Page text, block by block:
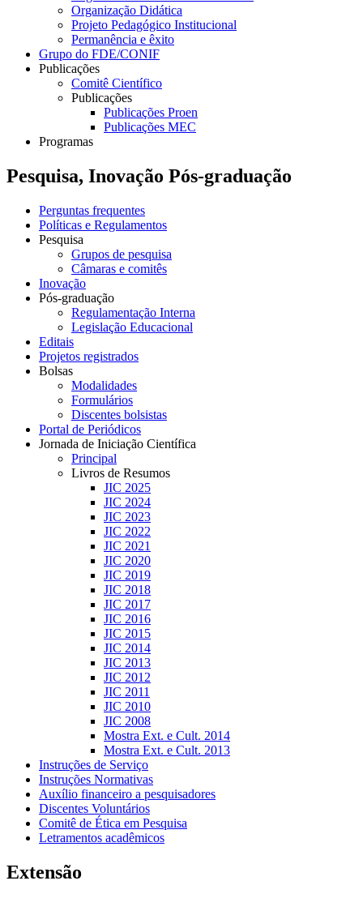
Organização Didática
Projeto Pedagógico Institucional
Permanência e êxito
Grupo do FDE/CONIF
Publicações
Comitê Científico
Publicações
Publicações Proen
Publicações MEC
Programas
Pesquisa, Inovação Pós-graduação
Perguntas frequentes
Políticas e Regulamentos
Pesquisa
Grupos de pesquisa
Câmaras e comitês
Inovação
Pós-graduação
Regulamentação Interna
Legislação Educacional
Editais
Projetos registrados
Bolsas
Modalidades
Formulários
Discentes bolsistas
Portal de Periódicos
Jornada de Iniciação Científica
Principal
Livros de Resumos
JIC 2025
JIC 2024
JIC 2023
JIC 2022
JIC 2021
JIC 2020
JIC 2019
JIC 2018
JIC 2017
JIC 2016
JIC 2015
JIC 2014
JIC 2013
JIC 2012
JIC 2011
JIC 2010
JIC 2008
Mostra Ext. e Cult. 2014
Mostra Ext. e Cult. 2013
Instruções de Serviço
Instruções Normativas
Auxílio financeiro a pesquisadores
Discentes Voluntários
Comitê de Ética em Pesquisa
Letramentos acadêmicos
Extensão